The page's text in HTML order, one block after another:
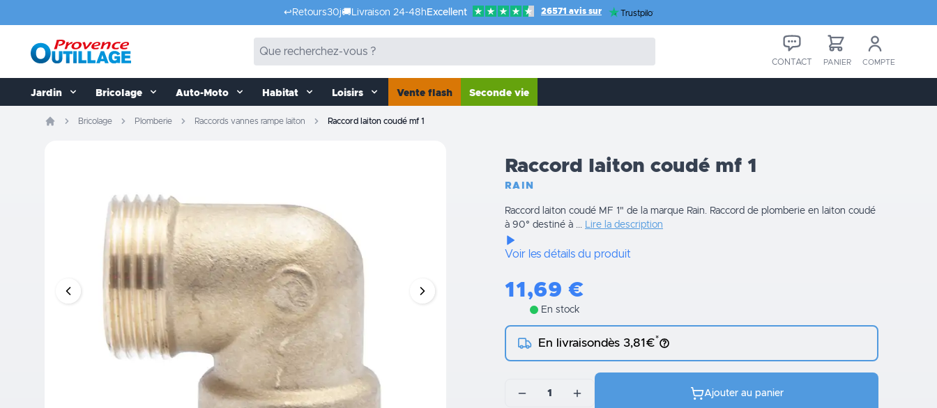
↩️ Retours30j🚚 Livraison 24-48h Excellent 26571 avis sur Trustpilot
CONTACT PANIER COMPTE
Jardin Bricolage Auto-Moto Habitat Loisirs Vente flash Seconde vie
Bricolage Plomberie Raccords vannes rampe laiton Raccord laiton coudé mf 1
Raccord laiton coudé mf 1
RAIN
Raccord laiton coudé MF 1" de la marque Rain. Raccord de plomberie en laiton coudé
à 90° destiné à ...
Lire la description
Voir les détails du produit
11,69 €
En stock
En livraisondès 3,81€*
1 Ajouter au panier